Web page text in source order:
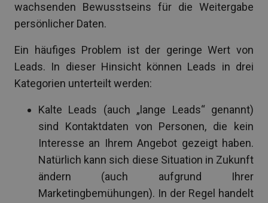
wachsenden Bewusstseins für die Weitergabe
persönlicher Daten.
Ein häufiges Problem ist der geringe Wert von
Leads. In dieser Hinsicht können Leads in drei
Kategorien unterteilt werden:
Kalte Leads (auch „lange Leads“ genannt)
sind Kontaktdaten von Personen, die kein
Interesse an Ihrem Angebot gezeigt haben.
Natürlich kann sich diese Situation in Zukunft
ändern (auch aufgrund Ihrer
Marketingbemühungen). In der Regel handelt